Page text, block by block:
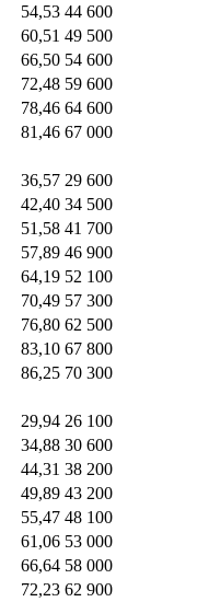
54,53 44 600
60,51 49 500
66,50 54 600
72,48 59 600
78,46 64 600
81,46 67 000
36,57 29 600
42,40 34 500
51,58 41 700
57,89 46 900
64,19 52 100
70,49 57 300
76,80 62 500
83,10 67 800
86,25 70 300
29,94 26 100
34,88 30 600
44,31 38 200
49,89 43 200
55,47 48 100
61,06 53 000
66,64 58 000
72,23 62 900